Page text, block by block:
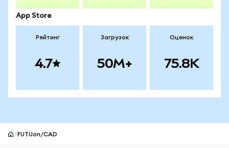
App Store
Рейтинг
4.7
Загрузок
50M+
Оценок
75.8K
FUTUon/CAD